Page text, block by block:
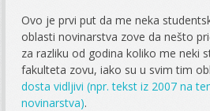
Ovo je prvi put da me neka
oblasti novinarstva zove da nešto
za razliku od godina koliko me neki
fakulteta zovu, iako su u svim tim
dosta vidljivi (npr. tekst iz 2007 na
novinarstva).